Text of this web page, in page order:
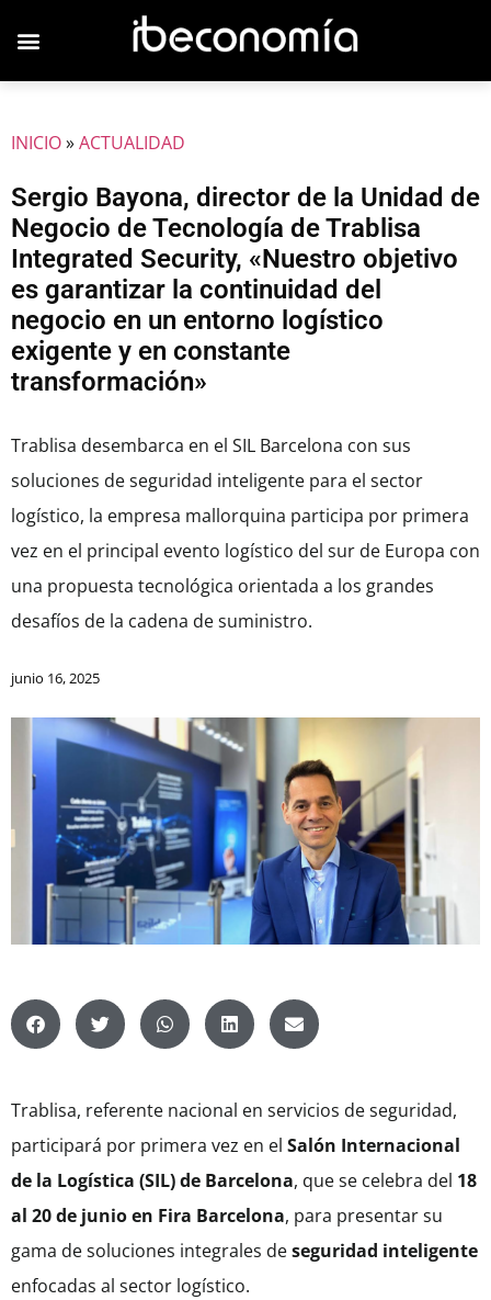
INICIO»ACTUALIDAD
Sergio Bayona, director de la Unidad de
Negocio de Tecnología de Trablisa
Integrated Security, «Nuestro objetivo
es garantizar la continuidad del
negocio en un entorno logístico
exigente y en constante
transformación»
Trablisa desembarca en el SIL Barcelona con sus
soluciones de seguridad inteligente para el sector
logístico, la empresa mallorquina participa por primera
vez en el principal evento logístico del sur de Europa con
una propuesta tecnológica orientada a los grandes
desafíos de la cadena de suministro.
junio 16, 2025
Trablisa, referente nacional en servicios de seguridad,
participará por primera vez en el Salón Internacional
de la Logística (SIL) de Barcelona, que se celebra del 18
al 20 de junio en Fira Barcelona, para presentar su
gama de soluciones integrales deseguridad inteligente
enfocadas al sector logístico.